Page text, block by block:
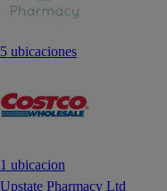
5 ubicaciones
1 ubicacion
Upstate Pharmacy Ltd